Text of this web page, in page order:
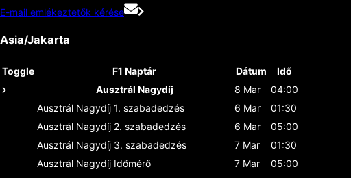
E-mail emlékeztetők kérése
Asia/Jakarta
Toggle F1 Naptár Dátum
Idő
Ausztrál Nagydíj
8 Mar
04:00
Ausztrál Nagydíj 1. szabadedzés 6 Mar
01:30
Ausztrál Nagydíj 2. szabadedzés 6 Mar
05:00
Ausztrál Nagydíj 3. szabadedzés 7 Mar
01:30
Ausztrál Nagydíj Időmérő 7 Mar
05:00